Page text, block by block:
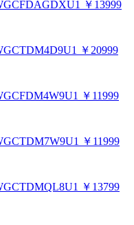
￥13999
￥20999
￥11999
￥11999
￥13799